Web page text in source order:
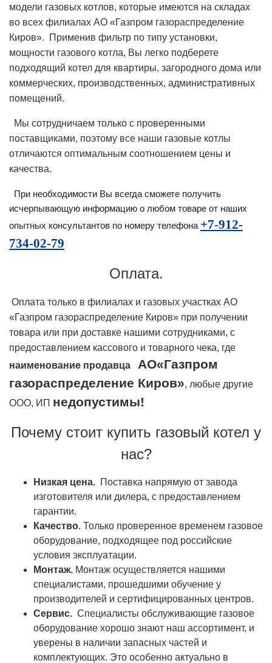
модели газовых котлов, которые имеются на складах
во всех филиалах АО «Газпром газораспределение
Киров». Применив фильтр по типу установки,
мощности газового котла, Вы легко подберете
подходящий котел для квартиры, загородного дома или
коммерческих, производственных, административных
помещений.
Мы сотрудничаем только с проверенными
поставщиками, поэтому все наши газовые котлы
отличаются оптимальным соотношением цены и
качества.
При необходимости Вы всегда сможете получить
исчерпывающую информацию о любом товаре от наших
опытных консультантов по номеру телефона +7-912-
734-02-79
Оплата.
Оплата только в филиалах и газовых участках АО
«Газпром газораспределение Киров» при получении
товара или при доставке нашими сотрудниками, с
предоставлением кассового и товарного чека, где
наименование продавца АО«Газпром
газораспределение Киров», любые другие
ООО, ИП недопустимы!
Почему стоит купить газовый котел у
нас?
Низкая цена. Поставка напрямую от завода
изготовителя или дилера, с предоставлением
гарантии.
Качество. Только проверенное временем газовое
оборудование, подходящее под российские
условия эксплуатации.
Монтаж. Монтаж осуществляется нашими
специалистами, прошедшими обучение у
производителей и сертифицированных центров.
Сервис. Специалисты обслуживающие газовое
оборудование хорошо знают наш ассортимент, и
уверены в наличии запасных частей и
комплектующих. Это особенно актуально в